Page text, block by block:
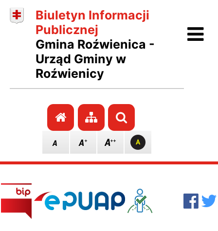
Biuletyn Informacji
Publicznej
Gmina Roźwienica -
Urząd Gminy w
Roźwienicy
Przejdź do strony głównej
Przejdź do mapy
Szukaj